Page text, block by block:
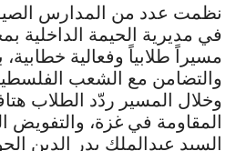
نظمت عدد من المدارس
في مديرية الحيمة الداخلية
مسيراً طلابياً وفعالية
والتضامن مع الشعب
وخلال المسير ردّد الطلاب
المقاومة في غزة، والتفويض
السيد عبدالملك بدر الدين